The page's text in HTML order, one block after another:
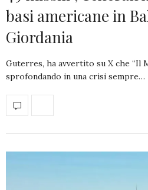
basi americane in
Giordania
Guterres, ha avvertito su X che “Il
sprofondando in una crisi sempre…